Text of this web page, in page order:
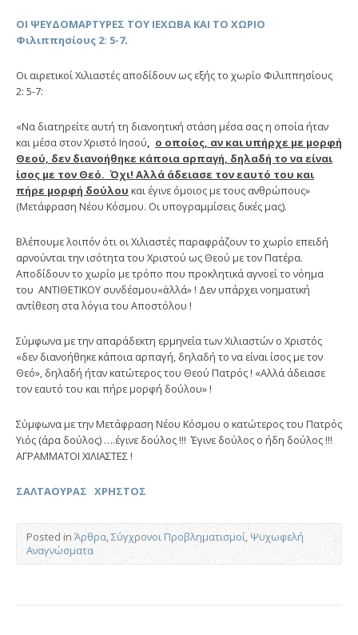
ΟΙ ΨΕΥΔΟΜΑΡΤΥΡΕΣ ΤΟΥ ΙΕΧΩΒΑ ΚΑΙ ΤΟ ΧΩΡΙΟ
Φιλιππησίους 2: 5-7.
Οι αιρετικοί Χιλιαστές αποδίδουν ως εξής το χωρίο Φιλιππησίους
2: 5-7:
«Να διατηρείτε αυτή τη διανοητική στάση μέσα σας η οποία ήταν
και μέσα στον Χριστό Ιησού, ο οποίος, αν και υπήρχε με μορφή
Θεού, δεν διανοήθηκε κάποια αρπαγή, δηλαδή το να είναι
ίσος με τον Θεό. Όχι! Αλλά άδειασε τον εαυτό του και
πήρε μορφή δούλου και έγινε όμοιος με τους ανθρώπους»
(Μετάφραση Νέου Κόσμου. Οι υπογραμμίσεις δικές μας).
Βλέπουμε λοιπόν ότι οι Χιλιαστές παραφράζουν το χωρίο επειδή
αρνούνται την ισότητα του Χριστού ως Θεού με τον Πατέρα.
Αποδίδουν το χωρίο με τρόπο που προκλητικά αγνοεί το νόημα
του ΑΝΤΙΘΕΤΙΚΟΥ συνδέσμου«ἀλλά» ! Δεν υπάρχει νοηματική
αντίθεση στα λόγια του Αποστόλου !
Σύμφωνα με την απαράδεκτη ερμηνεία των Χιλιαστών ο Χριστός
«δεν διανοήθηκε κάποια αρπαγή, δηλαδή το να είναι ίσος με τον
Θεό», δηλαδή ήταν κατώτερος του Θεού Πατρός ! «Αλλά άδειασε
τον εαυτό του και πήρε μορφή δούλου» !
Σύμφωνα με την Μετάφραση Νέου Κόσμου ο κατώτερος του Πατρός
Υιός (άρα δούλος) ….έγινε δούλος !!! Έγινε δούλος ο ήδη δούλος !!!
ΑΓΡΑΜΜΑΤΟΙ ΧΙΛΙΑΣΤΕΣ !
ΣΑΛΤΑΟΥΡΑΣ ΧΡΗΣΤΟΣ
Posted in Άρθρα,Σύγχρονοι Προβληματισμοί,Ψυχωφελή
Αναγνώσματα